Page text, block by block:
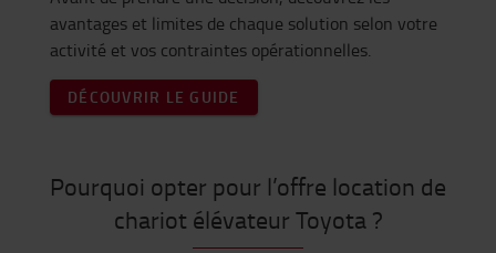
avantages et limites de chaque solution selon votre
activité et vos contraintes opérationnelles.
DÉCOUVRIR LE GUIDE
Pourquoi opter pour l’offre location de
chariot élévateur Toyota ?